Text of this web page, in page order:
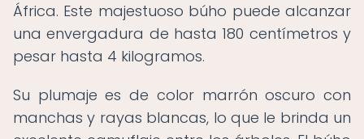
África. Este majestuoso búho puede alcanzar
una envergadura de hasta 180 centímetros y
pesar hasta 4 kilogramos.
Su plumaje es de color marrón oscuro con
manchas y rayas blancas, lo que le brinda un